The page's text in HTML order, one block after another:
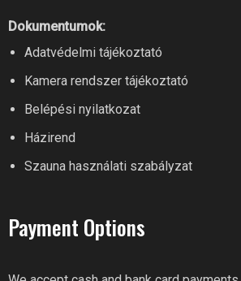
Dokumentumok:
Adatvédelmi tájékoztató
Kamera rendszer tájékoztató
Belépési nyilatkozat
Házirend
Szauna használati szabályzat
Payment Options
Online recepció